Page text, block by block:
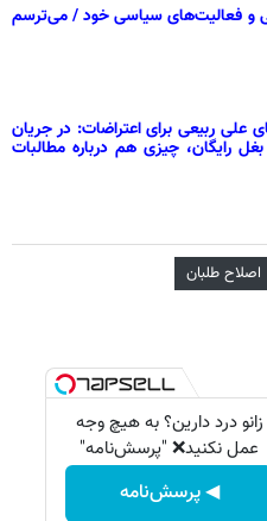
و فعالیت‌های سیاسی‌ خود / می‌ترسم
علی ربیعی برای اعتراضات: در جریان
رایگان، چیزی هم درباره مطالبات
اصلاح طلبان
زانو درد دارین؟ به هیچ وجه
عمل نکنید❌ "پرسش‌نامه"
◀ پرسش‌نامه